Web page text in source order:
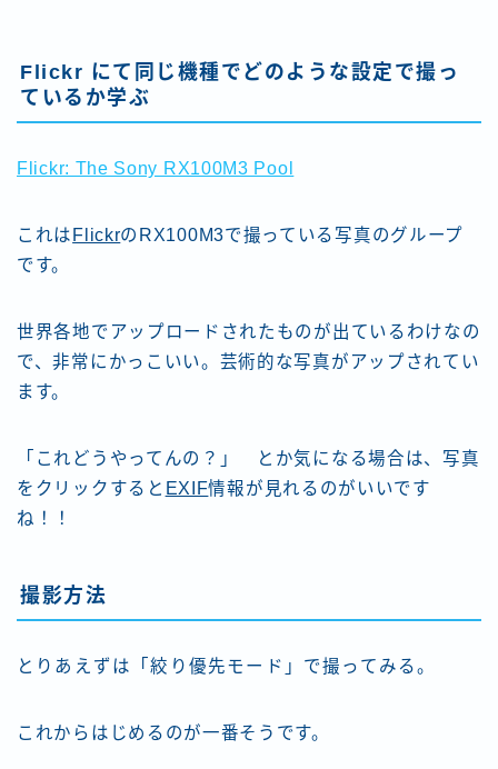
Flickr にて同じ機種でどのような設定で撮っ
ているか学ぶ
Flickr: The Sony RX100M3 Pool
これは FlickrのRX100M3で撮っている写真のグループ
です。
世界各地でアップロードされたものが出ているわけなの
で、非常にかっこいい。芸術的な写真がアップされてい
ます。
「これどうやってんの？」 とか気になる場合は、写真
をクリックすると EXIF情報が見れるのがいいです
ね！！
撮影方法
とりあえずは「絞り優先モード」で撮ってみる。
これからはじめるのが一番そうです。